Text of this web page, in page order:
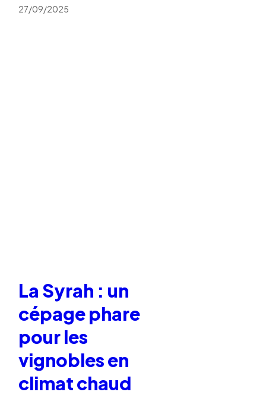
27/09/2025
La Syrah : un
cépage phare
pour les
vignobles en
climat chaud